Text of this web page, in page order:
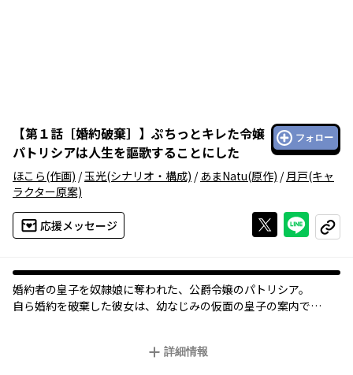
【第１話［婚約破棄］ 】 ぷちっとキレた令嬢
パトリシアは人生を謳歌することにした
フォロー
ほこら(作画) /玉光(シナリオ・構成) / あまNatu(原作) /月戸(キャ
ラクター原案)
応援メッセージ Xで投稿する
ライン
コピー
婚約者の皇子を奴隷娘に奪われた、公爵令嬢のパトリシア。
自ら婚約を破棄した彼女は、幼なじみの仮面の皇子の案内で
先輩グループからの嫌がらせに遭っていた―。
詳細情報